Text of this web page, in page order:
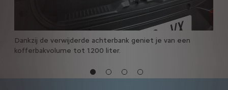
Dankzij de verwijderde achterbank geniet je van een
kofferbakvolume tot 1.200 liter.